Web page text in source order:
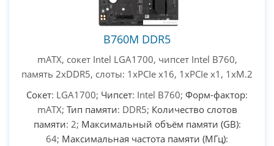
B760M DDR5
mATX, сокет Intel LGA1700, чипсет Intel B760,
память 2xDDR5, слоты: 1xPCIe x16, 1xPCIe x1, 1xM.2
Сокет: LGA1700; Чипсет: Intel B760; Форм-фактор:
mATX; Тип памяти: DDR5; Количество слотов
памяти: 2; Максимальный объём памяти (GB):
64; Максимальная частота памяти (МГц):